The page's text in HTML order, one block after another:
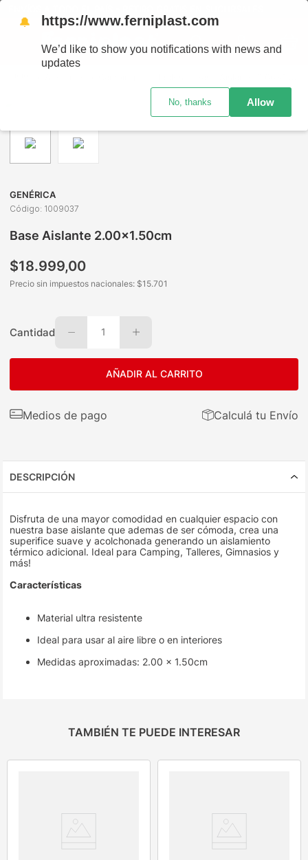
GENÉRICA
Código: 1009037
Base Aislante 2.00x1.50cm
$18.999,00
Precio sin impuestos nacionales: $15.701
Cantidad 1
AÑADIR AL CARRITO
Medios de pago Calculá tu Envío
DESCRIPCIÓN
Disfruta de una mayor comodidad en cualquier espacio con
nuestra base aislante que ademas de ser cómoda, crea una
superifice suave y acolchonada generando un aislamiento
térmico adicional. Ideal para Camping, Talleres, Gimnasios y
más!
Características
Material ultra resistente
Ideal para usar al aire libre o en interiores
Medidas aproximadas: 2.00 x 1.50cm
TAMBIÉN TE PUEDE INTERESAR
🔔 https://www.ferniplast.com
We’d like to show you notifications with news and
updates
No, thanks Allow